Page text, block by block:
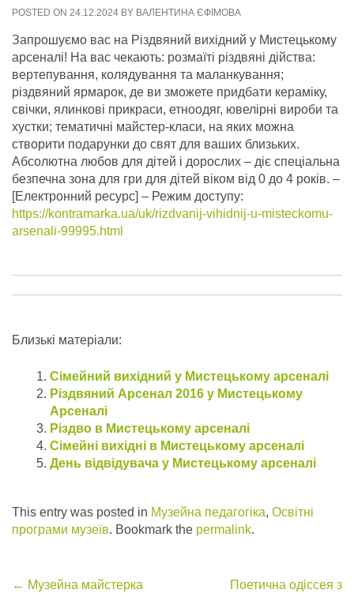
POSTED ON 24.12.2024 BY ВАЛЕНТИНА ЄФІМОВА
Запрошуємо вас на Різдвяний вихідний у Мистецькому
арсеналі! На вас чекають: розмаїті різдвяні дійства:
вертепування, колядування та маланкування;
різдвяний ярмарок, де ви зможете придбати кераміку,
свічки, ялинкові прикраси, етноодяг, ювелірні вироби та
хустки; тематичні майстер-класи, на яких можна
створити подарунки до свят для ваших близьких.
Абсолютна любов для дітей і дорослих – діє спеціальна
безпечна зона для гри для дітей віком від 0 до 4 років. –
[Електронний ресурс] – Режим доступу:
https://kontramarka.ua/uk/rizdvanij-vihidnij-u-misteckomu-
arsenali-99995.html
Близькі матеріали:
Сімейний вихідний у Мистецькому арсеналі
Різдвяний Арсенал 2016 у Мистецькому
Арсеналі
Різдво в Мистецькому арсеналі
Сімейні вихідні в Мистецькому арсеналі
День відвідувача у Мистецькому арсеналі
This entry was posted in Музейна педагогіка, Освітні
програми музеїв. Bookmark the permalink.
← Музейна майстерка
Поетична одіссея з